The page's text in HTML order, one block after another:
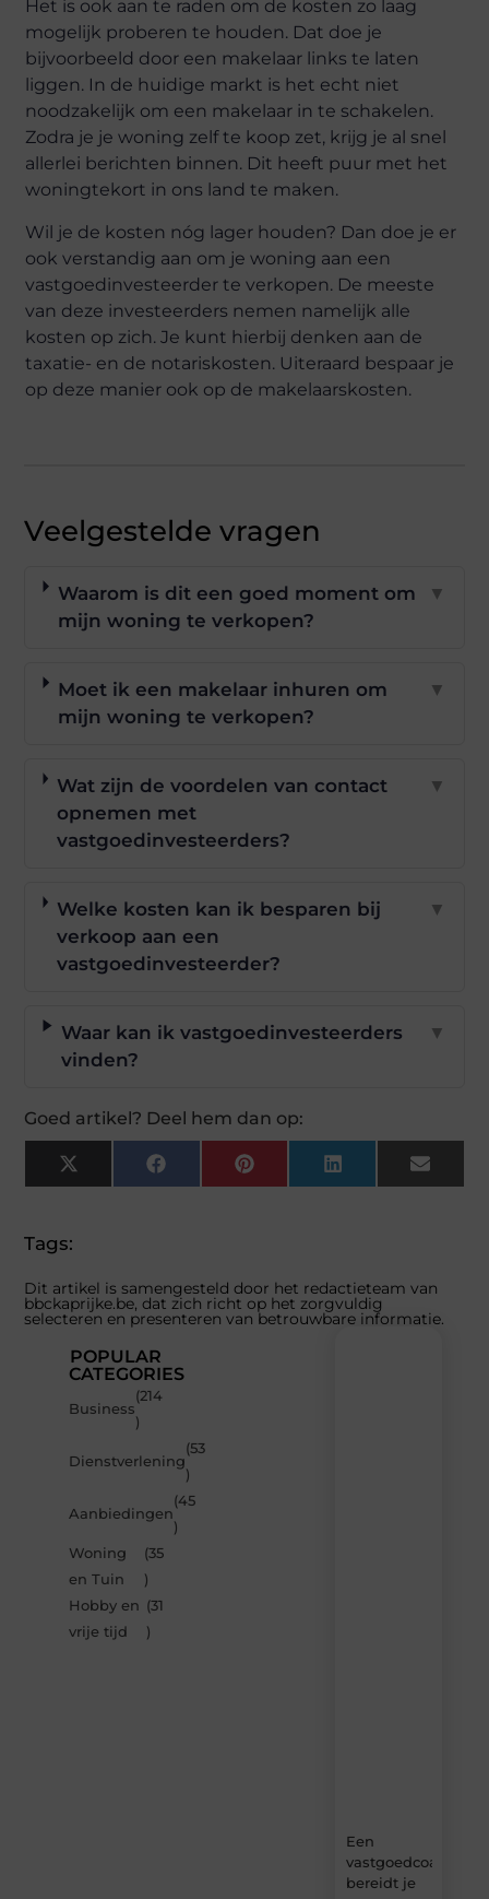
Het is ook aan te raden om de kosten zo laag
mogelijk proberen te houden. Dat doe je
bijvoorbeeld door een makelaar links te laten
liggen. In de huidige markt is het echt niet
noodzakelijk om een makelaar in te schakelen.
Zodra je je woning zelf te koop zet, krijg je al snel
allerlei berichten binnen. Dit heeft puur met het
woningtekort in ons land te maken.
Wil je de kosten nóg lager houden? Dan doe je er
ook verstandig aan om je woning aan een
vastgoedinvesteerder te verkopen. De meeste
van deze investeerders nemen namelijk alle
kosten op zich. Je kunt hierbij denken aan de
taxatie- en de notariskosten. Uiteraard bespaar je
op deze manier ook op de makelaarskosten.
Veelgestelde vragen
Waarom is dit een goed moment om
mijn woning te verkopen?
▼
Moet ik een makelaar inhuren om
mijn woning te verkopen?
▼
Wat zijn de voordelen van contact
opnemen met
vastgoedinvesteerders?
▼
Welke kosten kan ik besparen bij
verkoop aan een
vastgoedinvesteerder?
▼
Waar kan ik vastgoedinvesteerders
vinden?
▼
Goed artikel? Deel hem dan op:
X
(Twitter)
FacebookPinterestLinkedInEmail
Tags:
Dit artikel is samengesteld door het redactieteam van
bbckaprijke.be, dat zich richt op het zorgvuldig
selecteren en presenteren van betrouwbare informatie.
POPULAR
CATEGORIES
Business
(214
)
Dienstverlening
(53
)
Aanbiedingen
(45
)
Woning
en Tuin
(35
)
Hobby en
vrije tijd
(31
)
Een
vastgoedcoach
bereidt je